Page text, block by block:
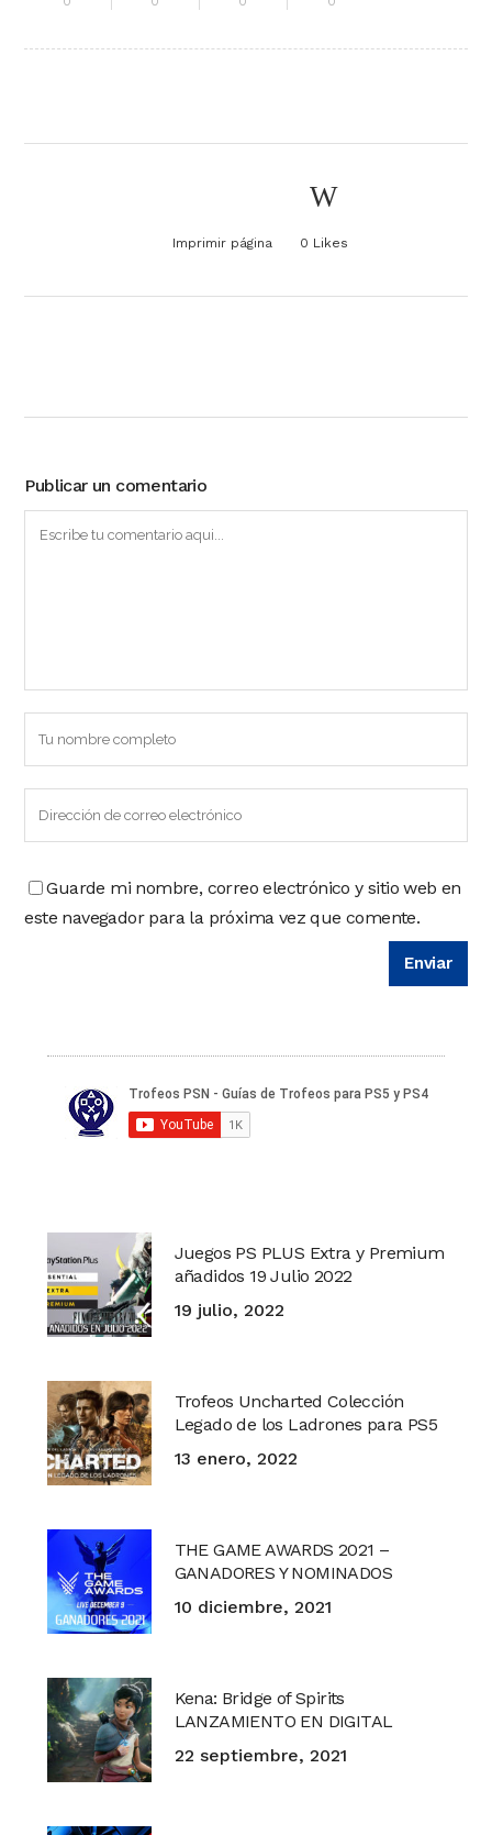
Imprimir página 0 Likes
Publicar un comentario
Guarde mi nombre, correo electrónico y sitio web en
este navegador para la próxima vez que comente.
Juegos PS PLUS Extra y Premium
añadidos 19 Julio 2022
19 julio, 2022
Trofeos Uncharted Colección
Legado de los Ladrones para PS5
13 enero, 2022
THE GAME AWARDS 2021 –
GANADORES Y NOMINADOS
10 diciembre, 2021
Kena: Bridge of Spirits
LANZAMIENTO EN DIGITAL
22 septiembre, 2021